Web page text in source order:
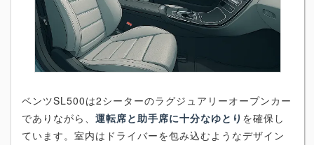
ベンツSL500は2シーターのラグジュアリーオープンカー
でありながら、 運転席と助手席に十分なゆとり を確保し
ています。室内はドライバーを包み込むようなデザイン